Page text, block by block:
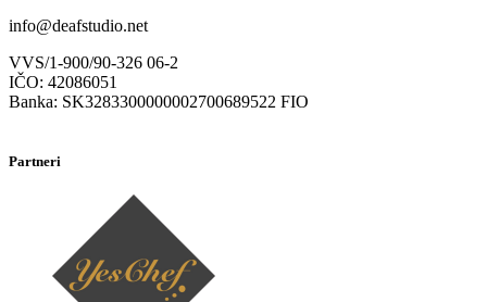
info@deafstudio.net
VVS/1-900/90-326 06-2
IČO: 42086051
Banka: SK3283300000002700689522 FIO
Partneri